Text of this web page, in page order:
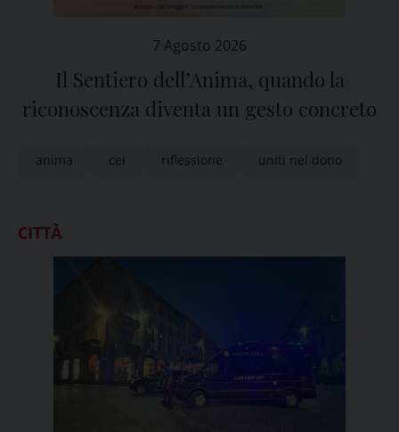
7 Agosto 2026
Il Sentiero dell’Anima, quando la
riconoscenza diventa un gesto concreto
anima cei riflessione uniti nel dono
CITTÀ